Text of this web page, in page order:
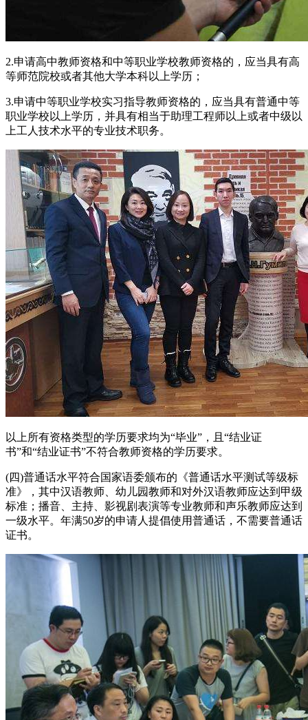
2.申请高中教师资格和中等职业学校教师资格的，应当具有高
等师范院校或者其他大学本科以上学历；
3.申请中等职业学校实习指导教师资格的，应当具有普通中等
职业学校以上学历，并具有相当于助理工程师以上或者中级以
上工人技术水平的专业技术职务。
以上所有资格类型的学历要求均为“毕业”，且“结业证
书”和“结业证书”不符合教师资格的学历要求。
(四)普通话水平符合国家语委颁布的《普通话水平测试等级标
准》，其中汉语教师、幼儿园教师和对外汉语教师应达到甲级
标准；播音、主持、影视剧表演等专业教师和声乐教师应达到
一级水平。年满50岁的申请人提倡使用普通话，不需要普通话
证书。